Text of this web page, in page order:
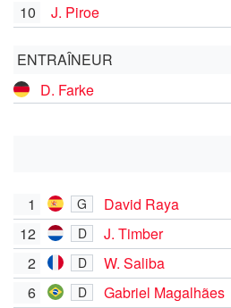
10 J. Piroe
ENTRAÎNEUR
D. Farke
1 G
David Raya
12
D J. Timber
2 D
W. Saliba
6
D
Gabriel Magalhães